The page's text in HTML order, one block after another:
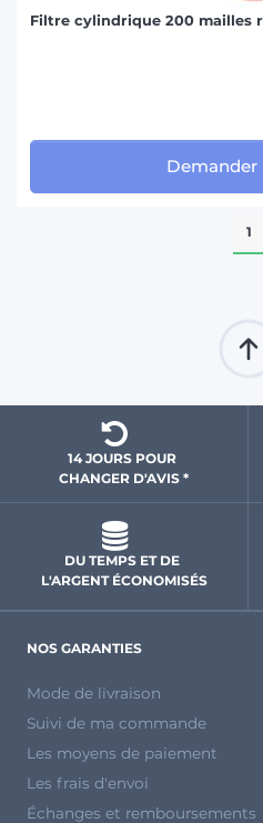
Filtre cylindrique 200 mailles
Demander
1
14 JOURS POUR
CHANGER D'AVIS *
DU TEMPS ET DE
L'ARGENT ÉCONOMISÉS
NOS GARANTIES
Mode de livraison
Suivi de ma commande
Les moyens de paiement
Les frais d'envoi
Échanges et remboursements